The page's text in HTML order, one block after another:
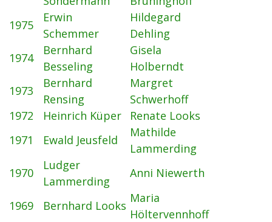
1975
Erwin
Schemmer
Hildegard
Dehling
1974
Bernhard
Besseling
Gisela
Holberndt
1973
Bernhard
Rensing
Margret
Schwerhoff
1972
Heinrich Küper
Renate Looks
1971
Ewald Jeusfeld
Mathilde
Lammerding
1970
Ludger
Lammerding
Anni Niewerth
1969 Bernhard Looks
Maria
Höltervennhoff